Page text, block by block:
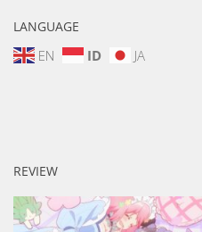
LANGUAGE
EN ID JA
REVIEW